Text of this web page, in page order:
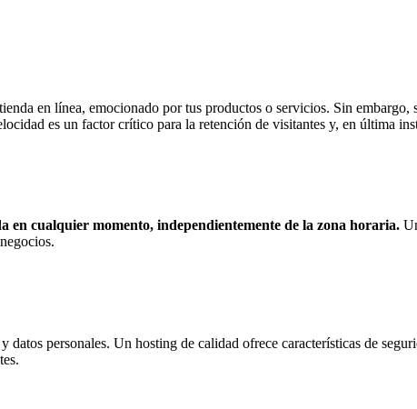
en línea, emocionado por tus productos o servicios. Sin embargo,
es un factor crítico para la retención de visitantes y, en última
en cualquier momento, independientemente de la zona horaria.
personales. Un hosting de calidad ofrece características de